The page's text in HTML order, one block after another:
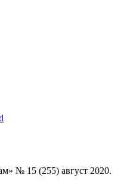
№ 15 (255) август 2020.